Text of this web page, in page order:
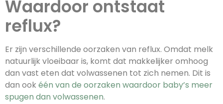
Waardoor ontstaat
reflux?
Er zijn verschillende oorzaken van reflux. Omdat melk
natuurlijk vloeibaar is, komt dat makkelijker omhoog
dan vast eten dat volwassenen tot zich nemen. Dit is
dan ookéén van de oorzaken waardoor baby’s meer
spugen dan volwassenen.